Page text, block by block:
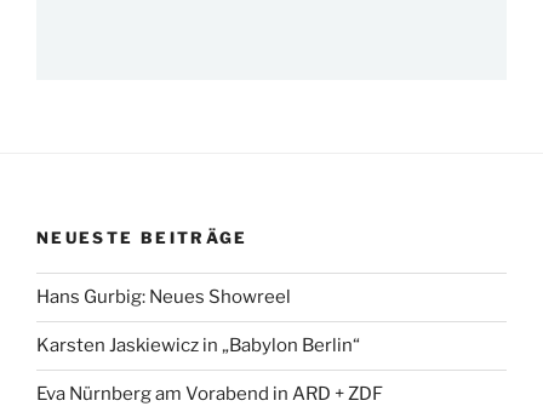
NEUESTE BEITRÄGE
Hans Gurbig: Neues Showreel
Karsten Jaskiewicz in „Babylon Berlin“
Eva Nürnberg am Vorabend in ARD + ZDF